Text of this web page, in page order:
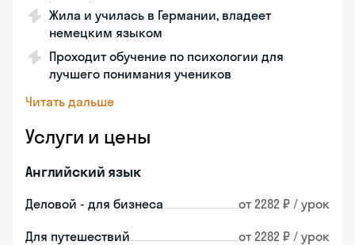
Жила и училась в Германии, владеет
немецким языком
Проходит обучение по психологии для
лучшего понимания учеников
Читать дальше
Услуги и цены
Английский язык
Деловой - для бизнеса от 2282 ₽ / урок
Для путешествий от 2282 ₽ / урок